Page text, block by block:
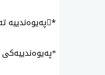
*ُپه‌یوه‌ندییه‌